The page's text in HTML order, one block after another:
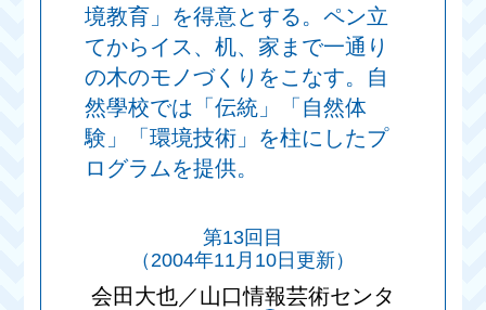
境教育」を得意とする。ペン立
てからイス、机、家まで一通り
の木のモノづくりをこなす。自
然學校では「伝統」「自然体
験」「環境技術」を柱にしたプ
ログラムを提供。
第13回目
（2004年11月10日更新）
会田大也／山口情報芸術センタ